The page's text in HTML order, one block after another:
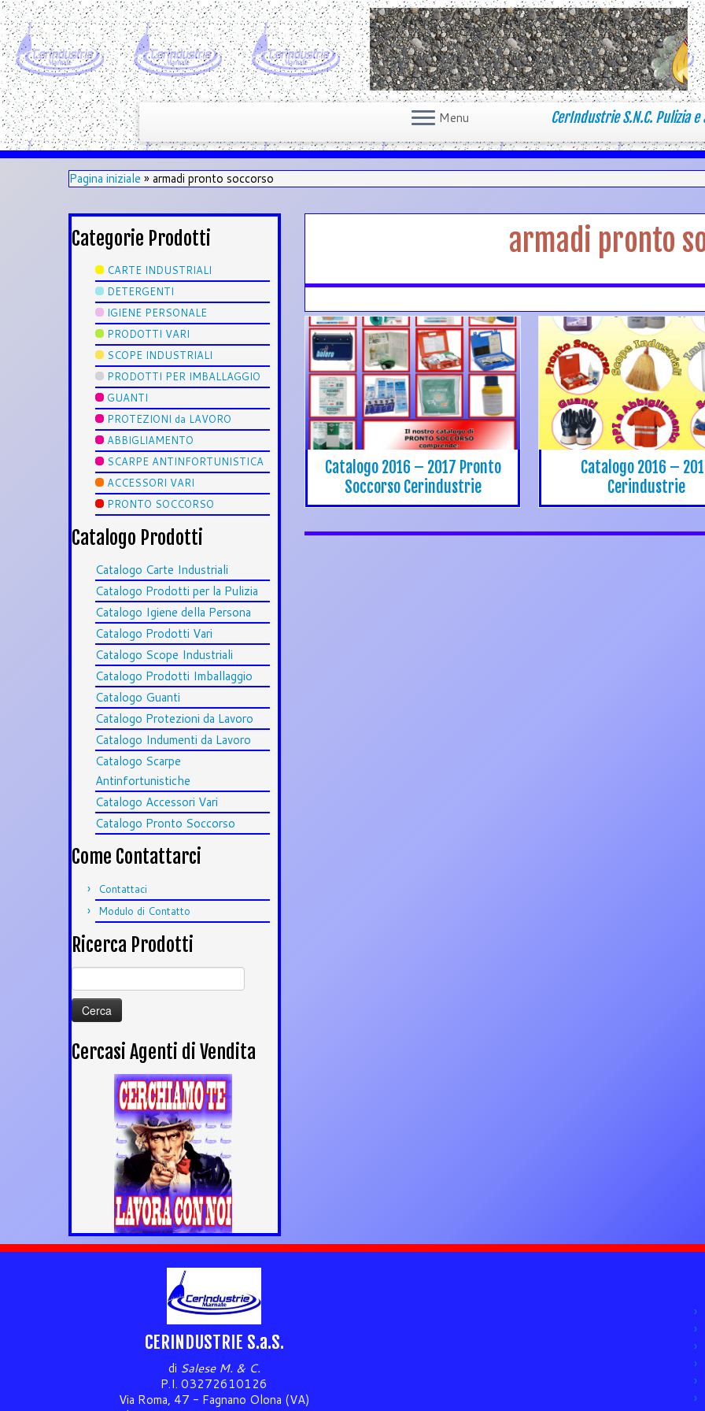
CerIndustrie S.N.C. Pulizia
Menu
Pagina iniziale » armadi pronto soccorso
Categorie Prodotti
CARTE INDUSTRIALI
DETERGENTI
IGIENE PERSONALE
PRODOTTI VARI
SCOPE INDUSTRIALI
PRODOTTI PER IMBALLAGGIO
GUANTI
PROTEZIONI da LAVORO
ABBIGLIAMENTO
SCARPE ANTINFORTUNISTICA
ACCESSORI VARI
PRONTO SOCCORSO
Catalogo Prodotti
Catalogo Carte Industriali
Catalogo Prodotti per la Pulizia
Catalogo Igiene della Persona
Catalogo Prodotti Vari
Catalogo Scope Industriali
Catalogo Prodotti Imballaggio
Catalogo Guanti
Catalogo Protezioni da Lavoro
Catalogo Indumenti da Lavoro
Catalogo Scarpe
Antinfortunistiche
Catalogo Accessori Vari
Catalogo Pronto Soccorso
Come Contattarci
Contattaci
Modulo di Contatto
Ricerca Prodotti
per:
Cercasi Agenti di Vendita
armadi pronto
Catalogo 2016 – 2017 Pronto
Soccorso Cerindustrie
Catalogo 2016 –
Cerindustrie
CERINDUSTRIE S.a.S.
di Salese M. & C.
P.I. 03272610126
Via Roma, 47 - Fagnano Olona (VA)